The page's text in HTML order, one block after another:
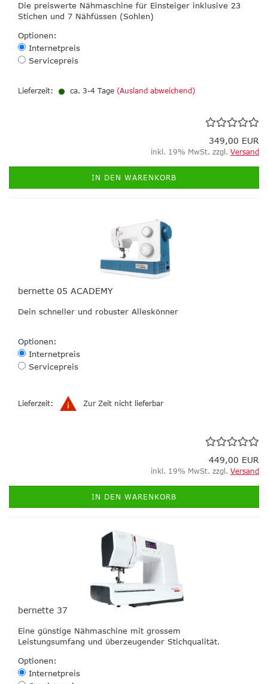
Die preiswerte Nähmaschine für Einsteiger inklusive 23
Stichen und 7 Nähfüssen (Sohlen)
Optionen:
Internetpreis
Servicepreis
Lieferzeit: ca. 3-4 Tage (Ausland abweichend)
349,00 EUR
inkl. 19% MwSt. zzgl. Versand
IN DEN WARENKORB
bernette 05 ACADEMY
Dein schneller und robuster Alleskönner
Optionen:
Internetpreis
Servicepreis
Lieferzeit: Zur Zeit nicht lieferbar
449,00 EUR
inkl. 19% MwSt. zzgl. Versand
IN DEN WARENKORB
bernette 37
Eine günstige Nähmaschine mit grossem
Leistungsumfang und überzeugender Stichqualität.
Optionen:
Internetpreis